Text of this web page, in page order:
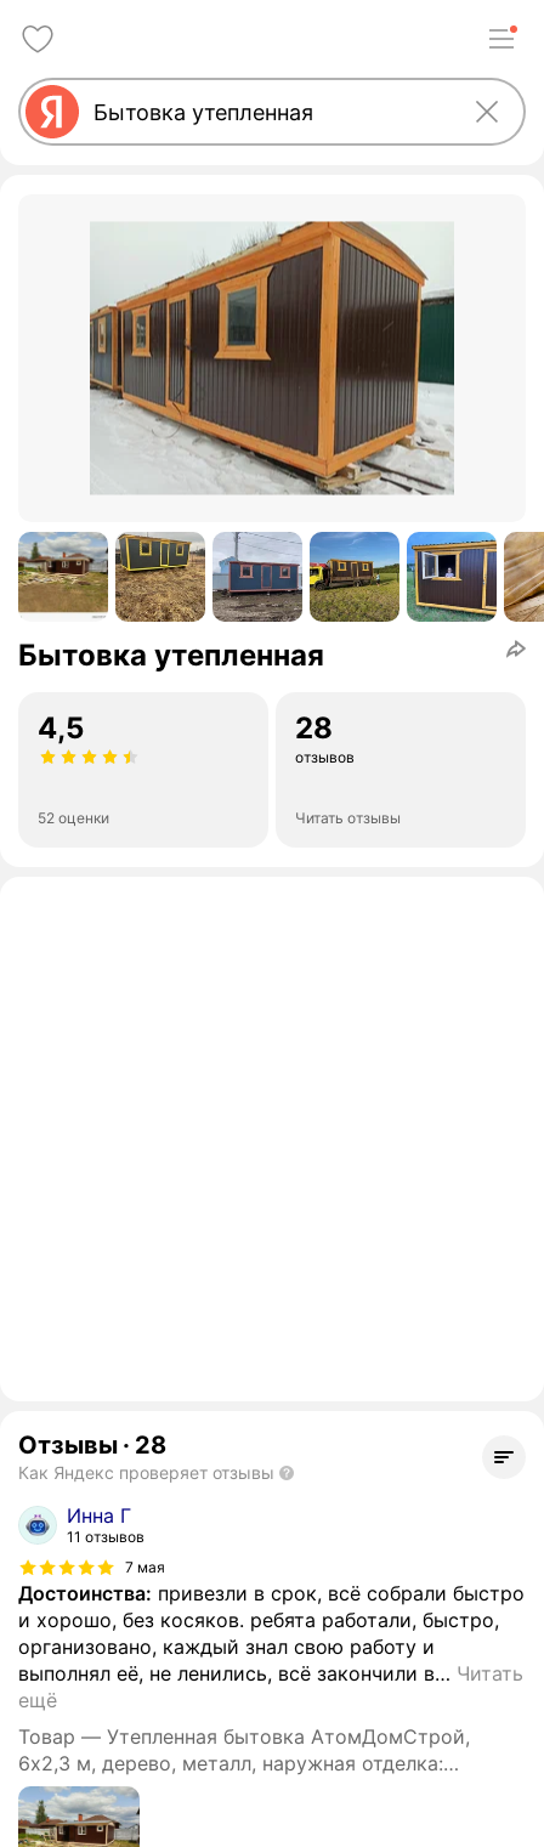
Бытовка утепленная
4,5
52 оценки
28
отзывов
Читать отзывы
Отзывы · 28
Как Яндекс проверяет отзывы
Инна Г
11 отзывов
7 мая
Достоинства: привезли в срок, всё собрали быстро
и хорошо, без косяков. ребята работали, быстро,
организовано, каждый знал свою работу и
выполнял её, не ленились, всё закончили в… Читать
ещё
Товар — Утепленная бытовка АтомДомСтрой,
6х2,3 м, дерево, металл, наружная отделка:
профлист